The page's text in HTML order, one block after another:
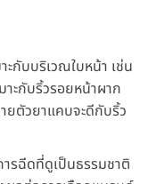
กับบริเวณใบหน้า เช่น
ะกับริ้วรอยหน้าผาก
ตัวยาแคบจะดีกับริ้ว
รฉีดที่ดูเป็นธรรมชาติ